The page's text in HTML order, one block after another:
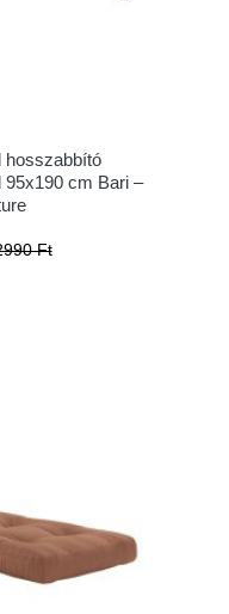
hosszabbító
95x190 cm Bari –
Ft